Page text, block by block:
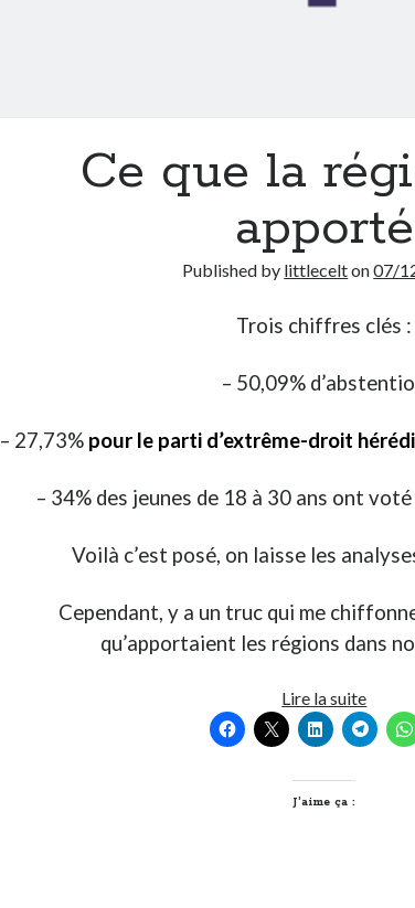
Ce que la
apporté
Published by littlecelton07/
Trois chiffres clés :
– 50,09%
– 27,73% pour le parti d’extrême-droit
– 34% des jeunes de 18 à 30 ans ont
Voilà c’est posé, on laisse les
Cependant, y a un truc qui me
qu’apportaient les régions dans
Lire la suiteCe
que
la
J’aime ça :